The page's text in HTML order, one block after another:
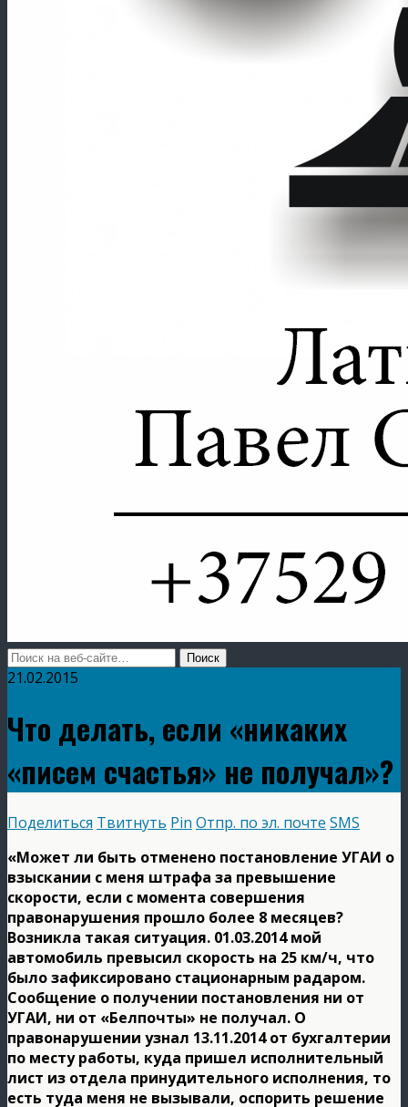
21.02.2015
Что делать, если «никаких
«писем счастья» не получал»?
Поделиться Твитнуть Pin Отпр. по эл. почте SMS
«Может ли быть отменено постановление УГАИ о
взыскании с меня штрафа за превышение
скорости, если с момента совершения
правонарушения прошло более 8 месяцев?
Возникла такая ситуация. 01.03.2014 мой
автомобиль превысил скорость на 25 км/ч, что
было зафиксировано стационарным радаром.
Сообщение о получении постановления ни от
УГАИ, ни от «Белпочты» не получал. О
правонарушении узнал 13.11.2014 от бухгалтерии
по месту работы, куда пришел исполнительный
лист из отдела принудительного исполнения, то
есть туда меня не вызывали, оспорить решение